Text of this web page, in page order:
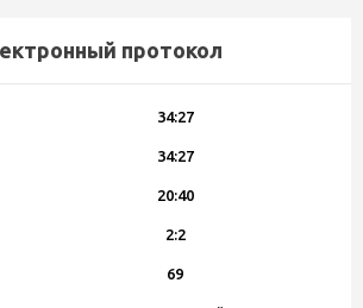
протокол
34:27
34:27
20:40
2:2
69